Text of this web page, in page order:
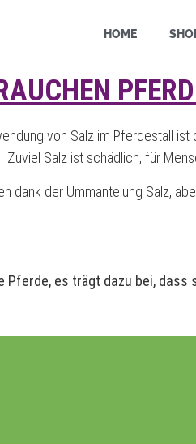
HOME
von Salz im Pferdestall
Salz ist schädlich, für
dank der Ummantelung Salz,
Pferde, es trägt dazu bei,